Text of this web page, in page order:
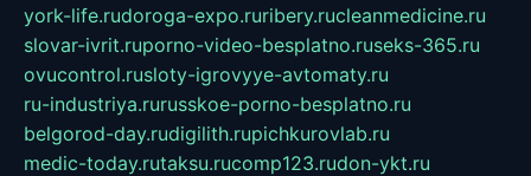
york-life.rudoroga-expo.ruribery.rucleanmedicine.ru
slovar-ivrit.ruporno-video-besplatno.ruseks-365.ru
ovucontrol.rusloty-igrovyye-avtomaty.ru
ru-industriya.rurusskoe-porno-besplatno.ru
belgorod-day.rudigilith.rupichkurovlab.ru
medic-today.rutaksu.rucomp123.rudon-ykt.ru